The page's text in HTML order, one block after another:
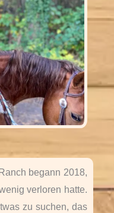
begann 2018,
verloren hatte.
zu suchen, das